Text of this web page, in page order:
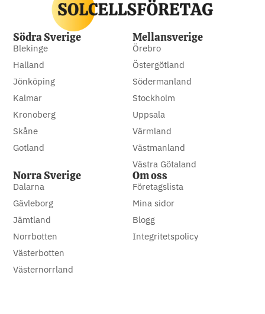
Södra Sverige
Blekinge
Halland
Jönköping
Kalmar
Kronoberg
Skåne
Gotland
Mellansverige
Örebro
Östergötland
Södermanland
Stockholm
Uppsala
Värmland
Västmanland
Västra Götaland
Norra Sverige
Dalarna
Gävleborg
Jämtland
Norrbotten
Västerbotten
Västernorrland
Om oss
Företagslista
Mina sidor
Blogg
Integritetspolicy